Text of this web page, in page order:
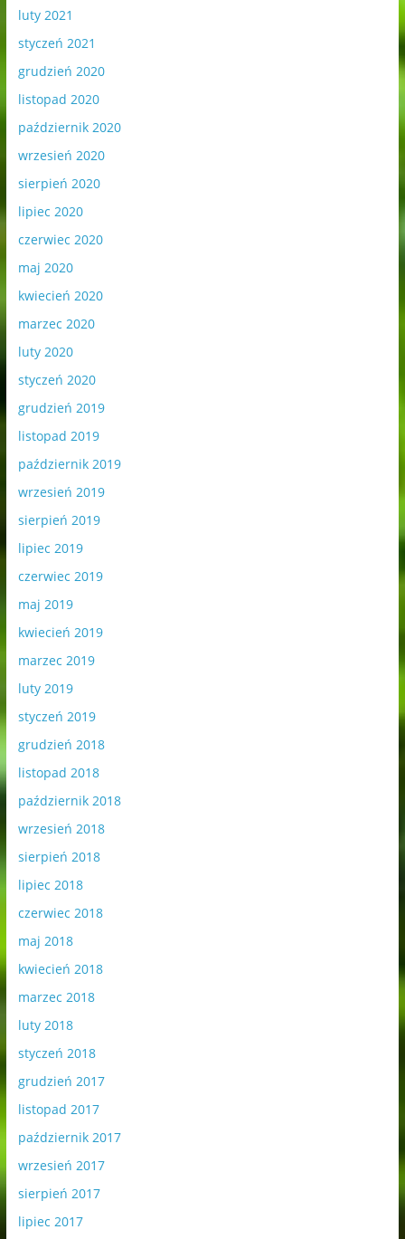
luty 2021
styczeń 2021
grudzień 2020
listopad 2020
październik 2020
wrzesień 2020
sierpień 2020
lipiec 2020
czerwiec 2020
maj 2020
kwiecień 2020
marzec 2020
luty 2020
styczeń 2020
grudzień 2019
listopad 2019
październik 2019
wrzesień 2019
sierpień 2019
lipiec 2019
czerwiec 2019
maj 2019
kwiecień 2019
marzec 2019
luty 2019
styczeń 2019
grudzień 2018
listopad 2018
październik 2018
wrzesień 2018
sierpień 2018
lipiec 2018
czerwiec 2018
maj 2018
kwiecień 2018
marzec 2018
luty 2018
styczeń 2018
grudzień 2017
listopad 2017
październik 2017
wrzesień 2017
sierpień 2017
lipiec 2017